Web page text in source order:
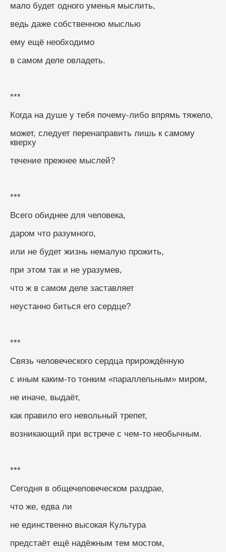
мало будет одного уменья мыслить,
ведь даже собственною мыслью
ему ещё необходимо
в самом деле овладеть.
***
Когда на душе у тебя почему-либо впрямь тяжело,
может, следует перенаправить лишь к самому
кверху
течение прежнее мыслей?
***
Всего обиднее для человека,
даром что разумного,
или не будет жизнь немалую прожить,
при этом так и не уразумев,
что ж в самом деле заставляет
неустанно биться его сердце?
***
Связь человеческого сердца прирождённую
с иным каким-то тонким «параллельным» миром,
не иначе, выдаёт,
как правило его невольный трепет,
возникающий при встрече с чем-то необычным.
***
Сегодня в общечеловеческом раздрае,
что же, едва ли
не единственно высокая Культура
предстаёт ещё надёжным тем мостом,